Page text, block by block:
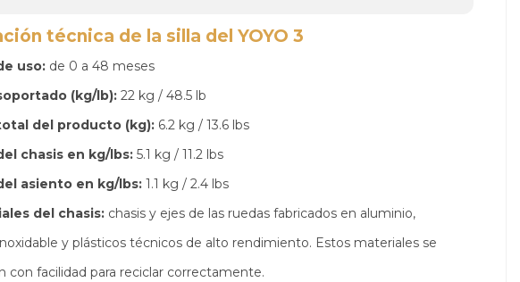
técnica de la silla del YOYO 3
uso: de 0 a 48 meses
(kg/lb): 22 kg / 48.5 lb
del producto (kg): 6.2 kg / 13.6 lbs
chasis en kg/lbs: 5.1 kg / 11.2 lbs
asiento en kg/lbs: 1.1 kg / 2.4 lbs
del chasis: chasis y ejes de las ruedas fabricados en aluminio,
y plásticos técnicos de alto rendimiento. Estos materiales se
con facilidad para reciclar correctamente.